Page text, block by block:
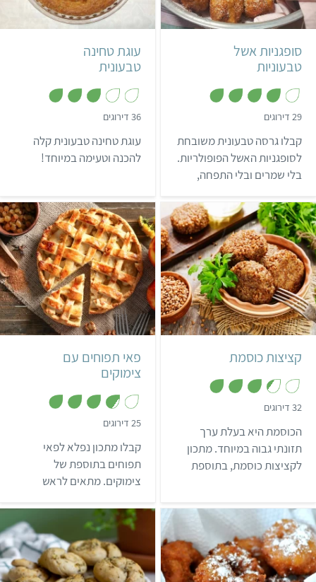
20 סופגניות ישראלי
סופגניות אשל
טבעוניות
29 דירוגים
.
1
מ
ת
ו
קבלו גרסה טבעונית משובחת
לסופגניות האשל הפופולריות.
בלי שמרים ובלי התפחה,
החג במהירות ובקלות. עוד
המון מתכונים לחנוכה מחכים
לך כאן>>
עוגת טחינה
טבעונית
36 דירוגים
מ
ת
ו
ך
עוגת טחינה טבעונית קלה
להכנה וטעימה במיוחד!
בינוני 40 דקות
8 קציצות
קציצות כוסמת
32 דירוגים
.
4
מ
ת
הכוסמת היא בעלת ערך
תזונתי גבוה במיוחד. מתכון
לקציצות כוסמת, בתוספת
קל שעה ו-30 דקות
8 מנות
פאי תפוחים עם
צימוקים
25 דירוגים
.
7
מ
ת
קבלו מתכון נפלא לפאי
תפוחים בתוספת של
צימוקים. מתאים לראש
לארוחות חגיגיות או סתם
כנשנוש שימתיק את היום.